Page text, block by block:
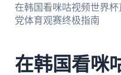
在韩国看咪咕视频世界
党体育观赛终极指南
在韩国看咪